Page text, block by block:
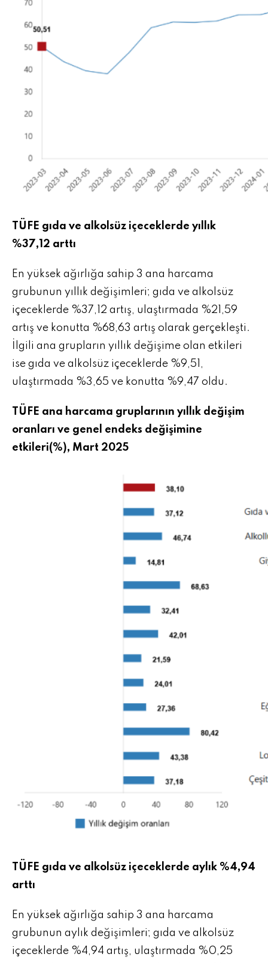
TÜFE gıda ve alkolsüz içeceklerde yıllık
%37,12 arttı
En yüksek ağırlığa sahip 3 ana harcama
grubunun yıllık değişimleri; gıda ve alkolsüz
içeceklerde %37,12 artış, ulaştırmada %21,59
artış ve konutta %68,63 artış olarak gerçekleşti.
İlgili ana grupların yıllık değişime olan etkileri
ise gıda ve alkolsüz içeceklerde %9,51,
ulaştırmada %3,65 ve konutta %9,47 oldu.
TÜFE ana harcama gruplarının yıllık değişim
oranları ve genel endeks değişimine
etkileri(%), Mart 2025
TÜFE gıda ve alkolsüz içeceklerde aylık %4,94
arttı
En yüksek ağırlığa sahip 3 ana harcama
grubunun aylık değişimleri; gıda ve alkolsüz
içeceklerde %4,94 artış, ulaştırmada %0,25